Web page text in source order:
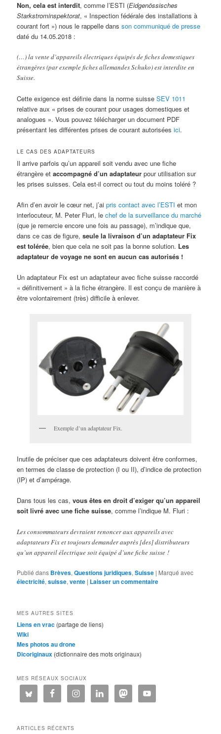
Non, cela est interdit, comme l’ESTI (Eidgenössisches
Starkstrominspektorat, « Inspection fédérale des installations à
courant fort ») nous le rappelle dansson communiqué de presse
daté du 14.05.2018 :
(…) la vente d’appareils électriques équipés de fiches domestiques
étrangères (par exemple fiches allemandes Schuko) est interdite en
Suisse.
Cette exigence est définie dans la norme suisseSEV 1011
relative aux « prises de courant pour usages domestiques et
analogues ». Vous pouvez télécharger un document PDF
présentant les différentes prises de courant autoriséesici.
LE CAS DES ADAPTATEURS
Il arrive parfois qu’un appareil soit vendu avec une fiche
étrangère etaccompagné d’un adaptateur pour utilisation sur
les prises suisses. Cela est-il correct ou tout du moins toléré ?
Afin d’en avoir le cœur net, j’aipris contact avec l’ESTI et mon
interlocuteur, M. Peter Fluri, lechef de la surveillance du marché
(que je remercie encore une fois au passage), m’indique que,
dans ce cas de figure,seule la livraison d’un adaptateur Fix
est tolérée, bien que cela ne soit pas la bonne solution. Les
adaptateur de voyage ne sont en aucun cas autorisés !
Un adaptateur Fix est un adaptateur avec fiche suisse raccordé
« définitivement » à la fiche étrangère. Il est conçu de manière à
être volontairement (très) difficile à enlever.
Exemple d’un adaptateur Fix.
Inutile de préciser que ces adaptateurs doivent être conformes,
en termes de classe de protection (I ou II), d’indice de protection
(IP) et d’ampérage.
Dans tous les cas,vous êtes en droit d’exiger qu’un appareil
soit livré avec une fiche suisse, comme l’indique M. Fluri :
Les consommateurs devraient renoncer aux appareils avec
adaptateurs Fix et toujours demander auprès [des] distributeurs
qu’un appareil électrique soit équipé d’une fiche suisse !
Publié dans Brèves,Questions juridiques,Suisse | Marqué avec
électricité,suisse,vente | Laisser un commentaire
MES AUTRES SITES
Liens en vrac (partage de liens)
Wiki
Mes photos au drone
Dicoriginaux (dictionnaire des mots originaux)
MES RÉSEAUX SOCIAUX
ARTICLES RÉCENTS